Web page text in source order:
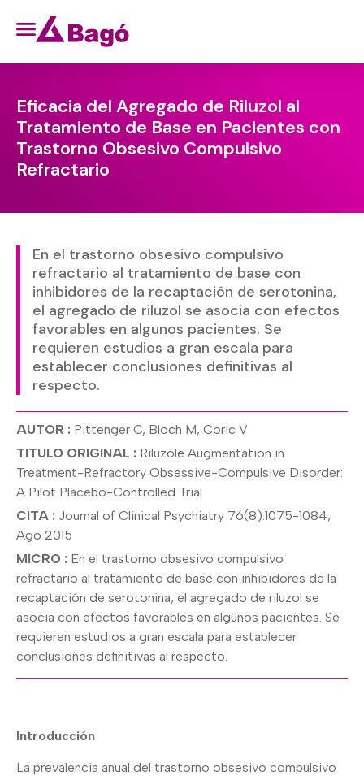
Eficacia del Agregado de Riluzol al
Tratamiento de Base en Pacientes con
Trastorno Obsesivo Compulsivo
Refractario
En el trastorno obsesivo compulsivo
refractario al tratamiento de base con
inhibidores de la recaptación de serotonina,
el agregado de riluzol se asocia con efectos
favorables en algunos pacientes. Se
requieren estudios a gran escala para
establecer conclusiones definitivas al
respecto.
AUTOR : Pittenger C, Bloch M, Coric V
TITULO ORIGINAL : Riluzole Augmentation in
Treatment-Refractory Obsessive-Compulsive Disorder:
A Pilot Placebo-Controlled Trial
CITA : Journal of Clinical Psychiatry 76(8):1075-1084,
Ago 2015
MICRO : En el trastorno obsesivo compulsivo
refractario al tratamiento de base con inhibidores de la
recaptación de serotonina, el agregado de riluzol se
asocia con efectos favorables en algunos pacientes. Se
requieren estudios a gran escala para establecer
conclusiones definitivas al respecto.
Introducción
La prevalencia anual del trastorno obsesivo compulsivo